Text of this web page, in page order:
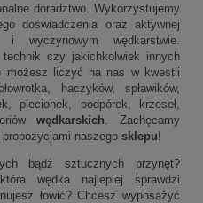
doradztwo. Wykorzystujemy
doświadczenia oraz aktywnej
i wyczynowym wędkarstwie.
czy jakichkolwiek innych
możesz liczyć na nas w kwestii
haczyków, spławików,
plecionek, podpórek, krzeseł,
wędkarskich . Zachęcamy
naszego sklepu!
bądź sztucznych przynęt?
wędka najlepiej sprawdzi
łowić? Chcesz wyposażyć